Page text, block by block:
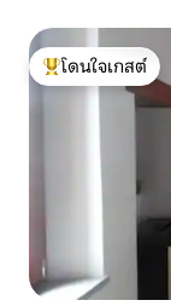
โดนใจเกสต์ที่สุด
โดนใจเกสต์